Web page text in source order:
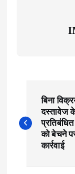
o
बिना
दस्तावेज
को बेचने
कार्रवाई